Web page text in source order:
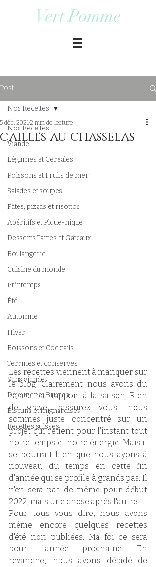
Vert Pomme
Post
Nos Recettes
Viande
Légumes et Cereales
Poissons et Fruits de mer
Salades et soupes
Pâtes, pizzas et risottos
Apéritifs et Pique-nique
Desserts Tartes et Gâteaux
Boulangerie
Cuisine du monde
Printemps
Été
Automne
Hiver
Boissons et Cocktails
Terrines et conserves
Sans viande
Déjeuner et Brunch
Biscuits et mignardises
Recettes suisses
Nos Recettes
cailles au chasselas
5 déc. 20212 min de lecture
Les recettes viennent à manquer sur
le blog. Clairement nous avons du
retard par rapport à la saison. Rien
de grave, rassurez vous, nous
sommes juste concentré sur un
projet qui retient pour l'instant tout
notre temps et notre énergie. Mais il
se pourrait bien que nous ayons à
nouveau du temps en cette fin
d'année qui se profile à grands pas. Il
n'en sera pas de même pour début
2022, mais une chose après l'autre !
Pour tous vous dire, nous avons
même encore quelques recettes
d'été non publiées. Ma foi ce sera
pour l'année prochaine. En
revanche, nous avons décidé de